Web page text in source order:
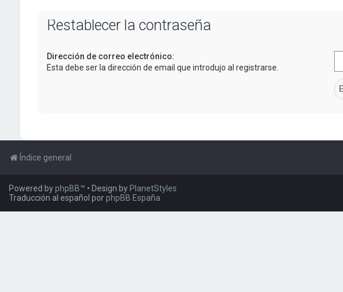
Restablecer la contraseña
Dirección de correo electrónico:
Esta debe ser la dirección de email que introdujo al registrarse.
Índice general
Powered byphpBB™ • Design by PlanetStyles
Traducción al español porphpBB España